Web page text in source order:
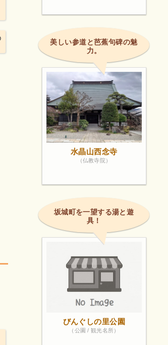
美しい参道と芭蕉句碑の魅
力。
水晶山西念寺
（仏教寺院）
坂城町を一望する湯と遊
具！
びんぐしの里公園
（公園 / 観光名所）